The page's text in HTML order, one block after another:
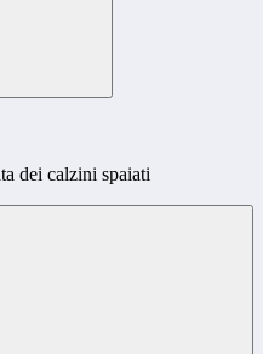
dei calzini spaiati